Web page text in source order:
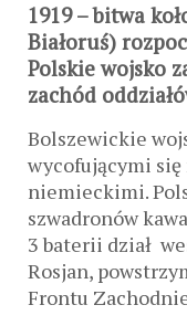
1919– bitwa
Białoruś)
Polskie wojsko
zachód
Bolszewickie
wycofującymi się
niemieckimi.
szwadronów
3 baterii dział
Rosjan,
Frontu